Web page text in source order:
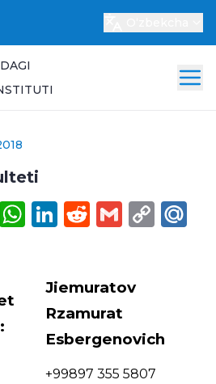
Odnoklassniki
WhatsApp
LinkedIn
Reddit
Gmail
Jiemuratov
Rzamurat
Esbergenovich
+99897 355 5807